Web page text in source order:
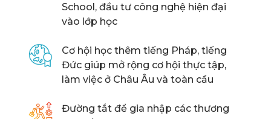
School, đầu tư công nghệ hiện đại
vào lớp học
Cơ hội học thêm tiếng Pháp, tiếng
Đức giúp mở rộng cơ hội thực tập,
làm việc ở Châu Âu và toàn cầu
Đường tắt để gia nhập các thương